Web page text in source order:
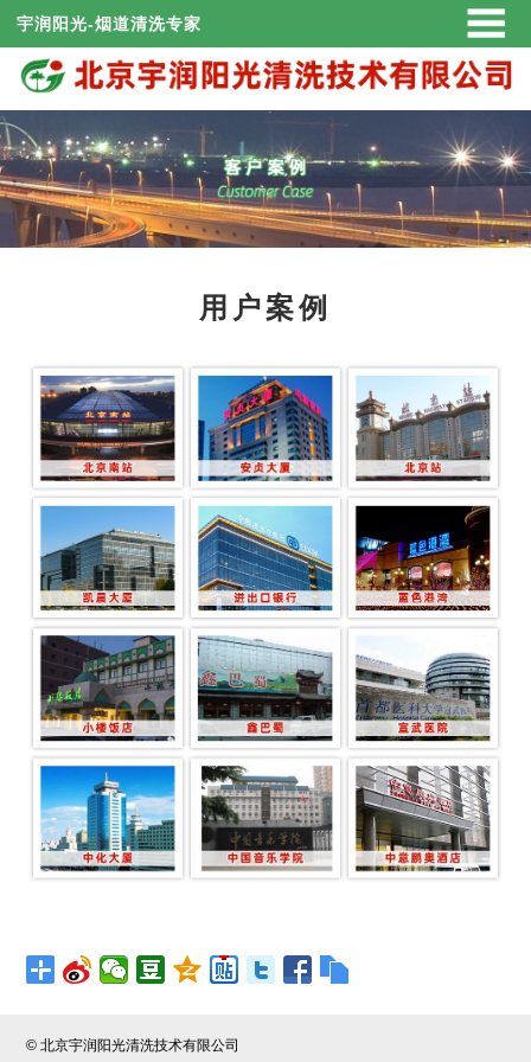
宇润阳光-烟道清洗专家
用户案例
© 北京宇润阳光清洗技术有限公司